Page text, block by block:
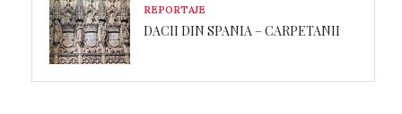
REPORTAJE
DACII DIN SPANIA – CARPETANII